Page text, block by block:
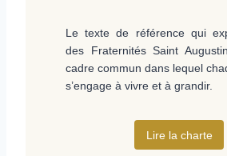
Le texte de référence qui
des Fraternités Saint
cadre commun dans lequel
s’engage à vivre et à grandir.
Lire la charte